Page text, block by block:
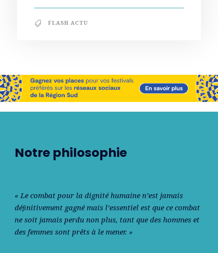
FLASH ACTU
Notre philosophie
« Le combat pour la dignité humaine n’est jamais
déﬁnitivement gagné mais l’essentiel est que ce combat
ne soit jamais perdu non plus, tant que des hommes et
des femmes sont prêts à le mener. »